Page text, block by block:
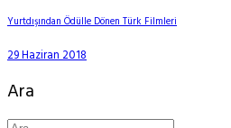
Yurtdışından Ödülle Dönen Türk Filmleri
29 Haziran 2018
Ara